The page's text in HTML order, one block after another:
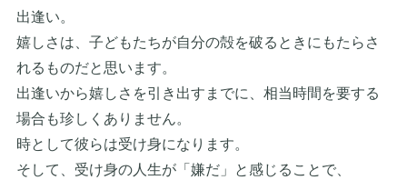
出逢い。
嬉しさは、子どもたちが自分の殻を破るときにもたらさ
れるものだと思います。
出逢いから嬉しさを引き出すまでに、相当時間を要する
場合も珍しくありません。
時として彼らは受け身になります。
そして、受け身の人生が「嫌だ」と感じることで、